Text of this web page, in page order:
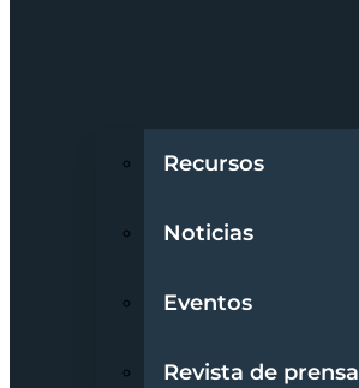
Recursos
Noticias
Eventos
Revista de prensa